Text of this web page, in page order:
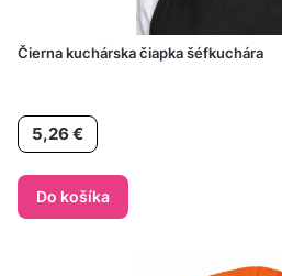
Čierna kuchárska čiapka šéfkuchára
Cena
5,26 €
Do košíka